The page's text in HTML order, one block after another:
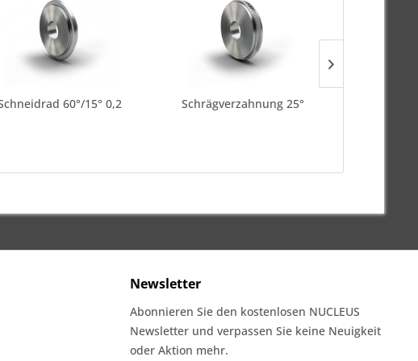
60°/15° 0,2 Schrägverzahnung 25°
Newsletter
Abonnieren Sie den kostenlosen NUCLEUS
Newsletter und verpassen Sie keine Neuigkeit
oder Aktion mehr.